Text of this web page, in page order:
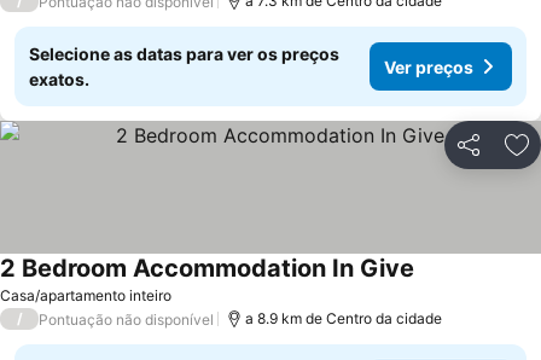
Selecione as datas para ver os preços
exatos.
Ver preços
Partilhar
Casa/apartamento inteiro
2 Bedroom Accommodation In Give
/ Pontuação não disponível a 8.9 km de Centro da cidade